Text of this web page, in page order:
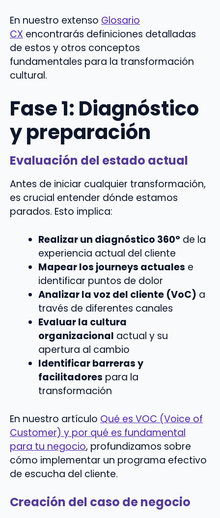
En nuestro extenso Glosario
CX encontrarás definiciones detalladas
de estos y otros conceptos
fundamentales para la transformación
cultural.
Fase 1: Diagnóstico
y preparación
Evaluación del estado actual
Antes de iniciar cualquier transformación,
es crucial entender dónde estamos
parados. Esto implica:
Realizar un diagnóstico 360° de la
experiencia actual del cliente
Mapear los journeys actuales e
identificar puntos de dolor
Analizar la voz del cliente (VoC) a
través de diferentes canales
Evaluar la cultura
organizacional actual y su
apertura al cambio
Identificar barreras y
facilitadores para la
transformación
En nuestro artículo Qué es VOC (Voice of
Customer) y por qué es fundamental
para tu negocio, profundizamos sobre
cómo implementar un programa efectivo
de escucha del cliente.
Creación del caso de negocio